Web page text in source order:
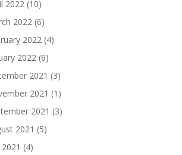
2022 (10)
2022 (6)
2022 (4)
2022 (6)
2021 (3)
2021 (1)
2021 (3)
2021 (5)
2021 (4)